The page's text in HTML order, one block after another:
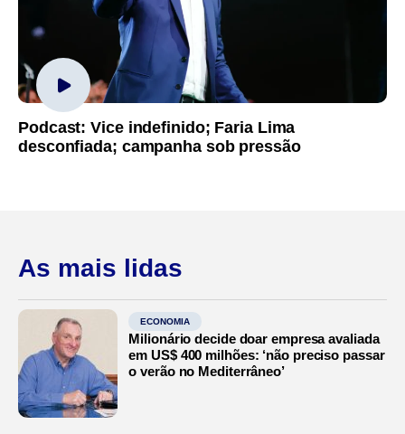
Podcast: Vice indefinido; Faria Lima
desconfiada; campanha sob pressão
As mais lidas
ECONOMIA
Milionário decide doar empresa avaliada
em US$ 400 milhões: ‘não preciso passar
o verão no Mediterrâneo’